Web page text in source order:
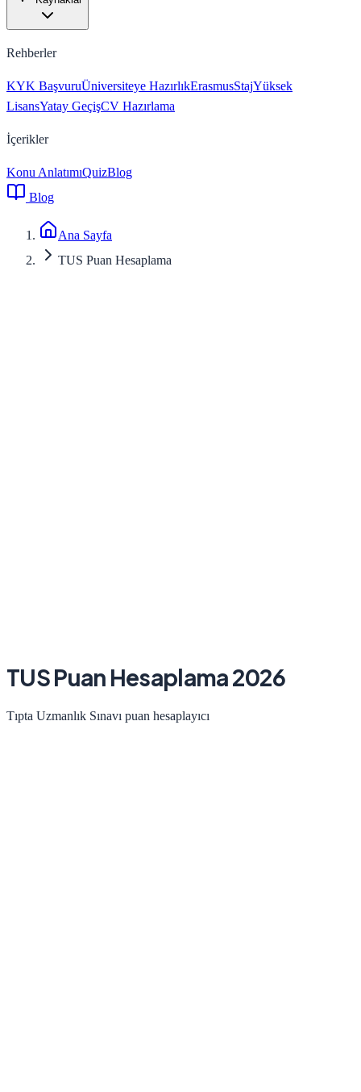
Rehberler
KYK BaşvuruÜniversiteye HazırlıkErasmusStajYüksek
LisansYatay GeçişCV Hazırlama
İçerikler
Konu AnlatımıQuizBlog
Blog
Ana Sayfa
TUS Puan Hesaplama
TUS Puan Hesaplama 2026
Tıpta Uzmanlık Sınavı puan hesaplayıcı